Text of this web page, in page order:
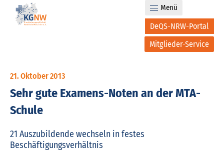
DeQS-NRW-Portal
Mitglieder-Service
Menü
21. Oktober 2013
Sehr gute Examens-Noten an der MTA-
Schule
21 Auszubildende wechseln in festes
Beschäftigungsverhältnis